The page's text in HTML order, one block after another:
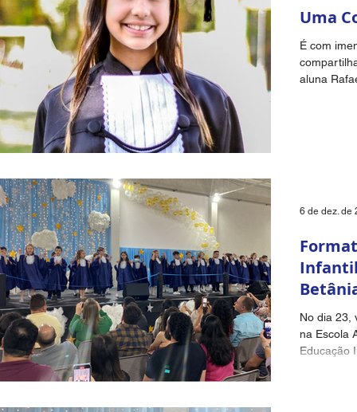
Uma
É com
aluna
No dia 23,
na Escola
Educação
6 de dez. de